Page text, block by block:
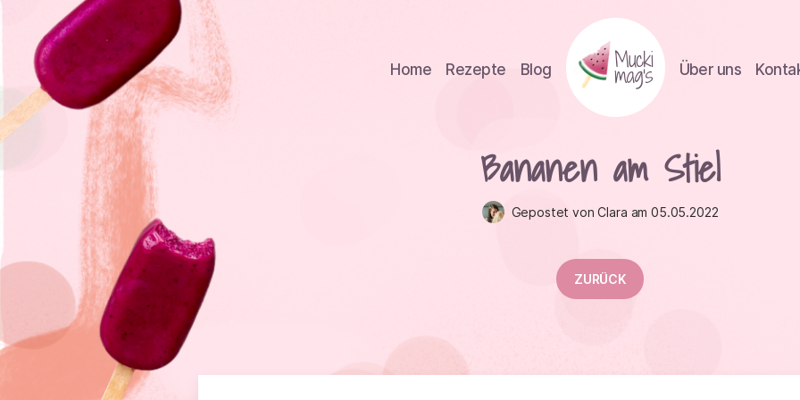
Home Rezepte Blog Über uns
Bananen am Stiel
Gepostet von Clara am 05.05.2022
ZURÜCK